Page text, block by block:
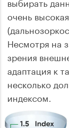
очень
Несмотря на
зрения
адаптация к
несколько
индексом.